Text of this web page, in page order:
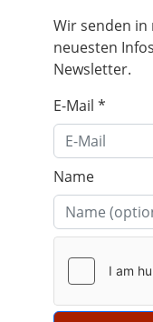
Wir senden
neuesten
Newsletter.
E-Mail*
Name